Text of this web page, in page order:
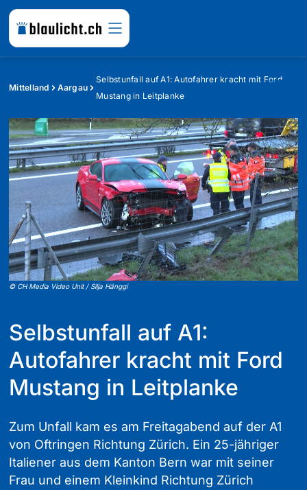
Mittelland Aargau
Selbstunfall auf A1: Autofahrer kracht mit Ford
Mustang in Leitplanke
© CH Media Video Unit / Silja Hänggi
Selbstunfall auf A1:
Autofahrer kracht mit Ford
Mustang in Leitplanke
Zum Unfall kam es am Freitagabend auf der A1
von Oftringen Richtung Zürich. Ein 25-jähriger
Italiener aus dem Kanton Bern war mit seiner
Frau und einem Kleinkind Richtung Zürich